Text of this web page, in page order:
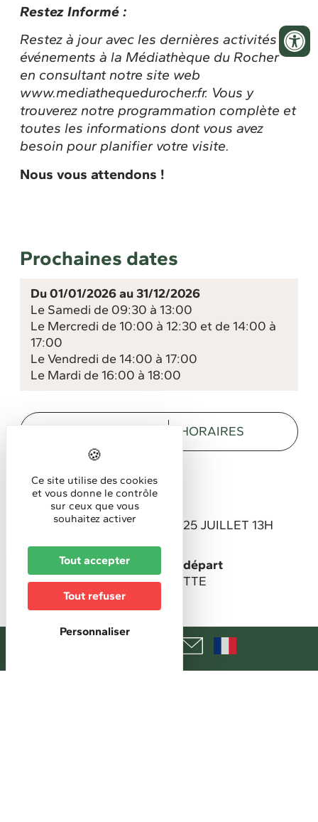
Restez Informé :
Restez à jour avec les dernières activités et
événements à la Médiathèque du Rocher
en consultant notre site web
www.mediathequedurocher.fr. Vous y
trouverez notre programmation complète et
toutes les informations dont vous avez
besoin pour planifier votre visite.
Nous vous attendons !
Prochaines dates
Du 01/01/2026 au 31/12/2026
Le Samedi de 09:30 à 13:00
Le Mercredi de 10:00 à 12:30 et de 14:00 à
17:00
Le Vendredi de 14:00 à 17:00
Le Mardi de 16:00 à 18:00
HORAIRES
Description
Commentaire court
FERMETURE ESTIVALE DU 25 JUILLET 13H
Lieu de la manifestation/de départ
3a, route de Lucelle -FERRETTE
Horaires
Ce site utilise des cookies
et vous donne le contrôle
sur ceux que vous
souhaitez activer
Tout accepter
Tout refuser
Personnaliser